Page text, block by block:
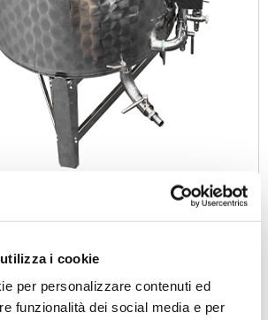
i cookie
per personalizzare contenuti ed
funzionalità dei social media e per
con motore ad aria